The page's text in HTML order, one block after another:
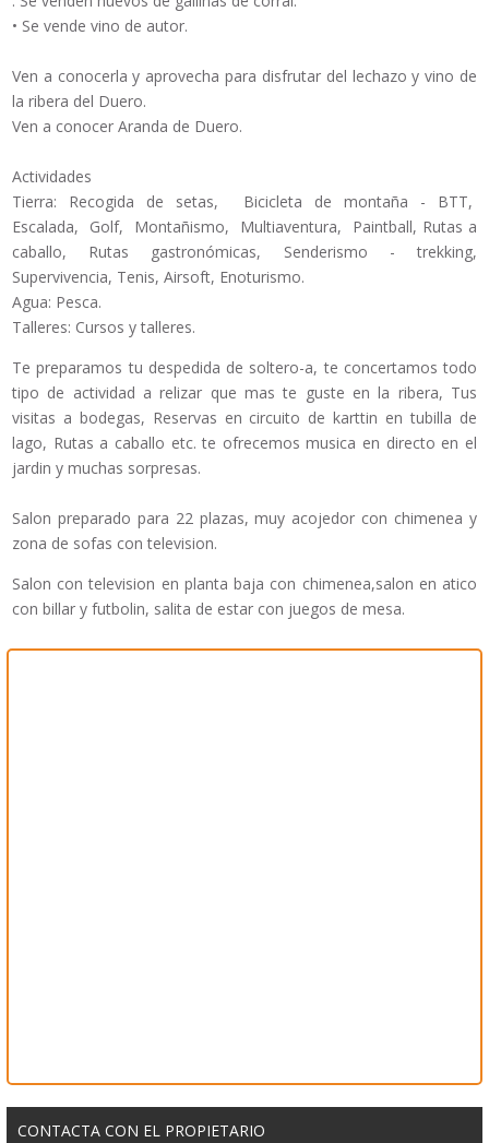
• Se vende vino de autor.
Ven a conocerla y aprovecha para disfrutar del lechazo y vino de
la ribera del Duero.
Ven a conocer Aranda de Duero.
Actividades
Tierra: Recogida de setas, Bicicleta de montaña - BTT,
Escalada, Golf, Montañismo, Multiaventura, Paintball, Rutas a
caballo, Rutas gastronómicas, Senderismo - trekking,
Supervivencia, Tenis, Airsoft, Enoturismo.
Agua: Pesca.
Talleres: Cursos y talleres.
Te preparamos tu despedida de soltero-a, te concertamos todo
tipo de actividad a relizar que mas te guste en la ribera, Tus
visitas a bodegas, Reservas en circuito de karttin en tubilla de
lago, Rutas a caballo etc. te ofrecemos musica en directo en el
jardin y muchas sorpresas.
Salon preparado para 22 plazas, muy acojedor con chimenea y
zona de sofas con television.
Salon con television en planta baja con chimenea,salon en atico
con billar y futbolin, salita de estar con juegos de mesa.
CONTACTA CON EL PROPIETARIO